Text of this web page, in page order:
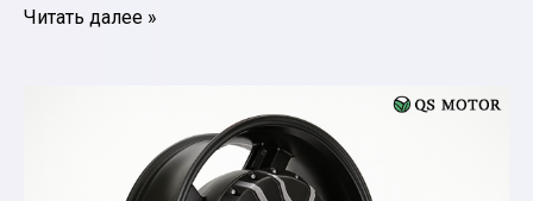
Как
бездорожья
Читать далее »